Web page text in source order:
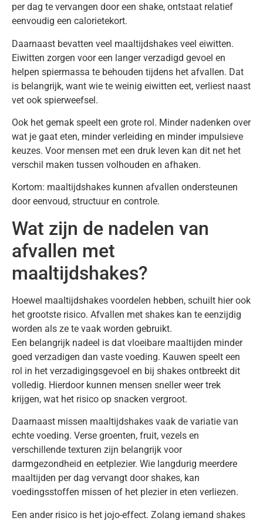
per dag te vervangen door een shake, ontstaat relatief
eenvoudig een calorietekort.
Daarnaast bevatten veel maaltijdshakes veel eiwitten.
Eiwitten zorgen voor een langer verzadigd gevoel en
helpen spiermassa te behouden tijdens het afvallen. Dat
is belangrijk, want wie te weinig eiwitten eet, verliest naast
vet ook spierweefsel.
Ook het gemak speelt een grote rol. Minder nadenken over
wat je gaat eten, minder verleiding en minder impulsieve
keuzes. Voor mensen met een druk leven kan dit net het
verschil maken tussen volhouden en afhaken.
Kortom: maaltijdshakes kunnen afvallen ondersteunen
door eenvoud, structuur en controle.
Wat zijn de nadelen van
afvallen met
maaltijdshakes?
Hoewel maaltijdshakes voordelen hebben, schuilt hier ook
het grootste risico. Afvallen met shakes kan te eenzijdig
worden als ze te vaak worden gebruikt.
Een belangrijk nadeel is dat vloeibare maaltijden minder
goed verzadigen dan vaste voeding. Kauwen speelt een
rol in het verzadigingsgevoel en bij shakes ontbreekt dit
volledig. Hierdoor kunnen mensen sneller weer trek
krijgen, wat het risico op snacken vergroot.
Daarnaast missen maaltijdshakes vaak de variatie van
echte voeding. Verse groenten, fruit, vezels en
verschillende texturen zijn belangrijk voor
darmgezondheid en eetplezier. Wie langdurig meerdere
maaltijden per dag vervangt door shakes, kan
voedingsstoffen missen of het plezier in eten verliezen.
Een ander risico is het jojo-effect. Zolang iemand shakes